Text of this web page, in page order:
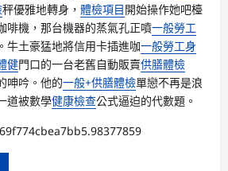
秤優雅地轉身， 體檢項目開始操作她吧檯
啡機，那台機器的蒸氣孔正噴一般勞工
牛土豪猛地將信用卡插進咖一般勞工身
健門口的一台老舊自動販賣供膳體檢
呻吟。他的一般+供膳體檢單戀不再是浪
道被數學健康檢查公式逼迫的代數題。